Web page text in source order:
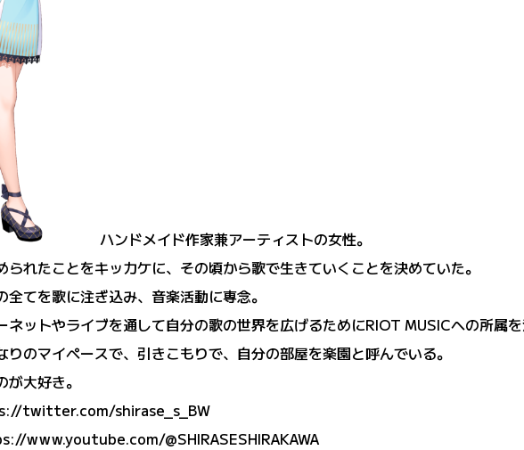
ハンドメイド作家兼アーティストの女性。
られたことをキッカケに、その頃から歌で生きていくことを決めていた。
全てを歌に注ぎ込み、音楽活動に専念。
ネットやライブを通して自分の歌の世界を広げるためにRIOT MUSICへの所属を
りのマイペースで、引きこもりで、自分の部屋を楽園と呼んでいる。
大好き。
twitter.com/shirase_s_BW
www.youtube.com/@SHIRASESHIRAKAWA